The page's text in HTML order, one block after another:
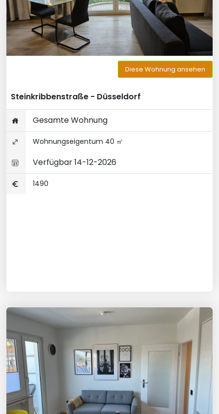
Diese Wohnung ansehen
Steinkribbenstraße - Düsseldorf
Gesamte Wohnung
Wohnungseigentum 40 ㎡
Verfügbar 14-12-2026
1490